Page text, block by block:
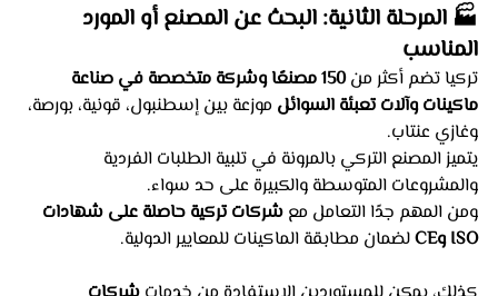
🏭 المرحلة الثانية: البحث عن المصنع أو المورد
المناسب
تركيا تضم أكثر من
150 مصنعًا وشركة متخصصة في صناعة
ماكينات وآلات تعبئة السوائل موزعة بين إسطنبول، قونية، بورصة،
وغازي عنتاب.
يتميز المصنع التركي بالمرونة في تلبية الطلبات الفردية
والمشروعات المتوسطة والكبيرة على حد سواء.
ومن المهم جدًا التعامل مع شركات تركية حاصلة على شهادات
ISO وCE
لضمان مطابقة الماكينات للمعايير الدولية.